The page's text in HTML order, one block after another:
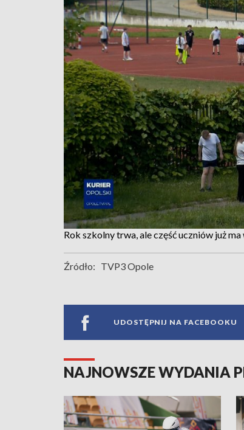
Rok szkolny trwa, ale część uczniów już
Źródło: TVP3 Opole
UDOSTĘPNIJ NA FACEBOOKU
NAJNOWSZE WYDANIA